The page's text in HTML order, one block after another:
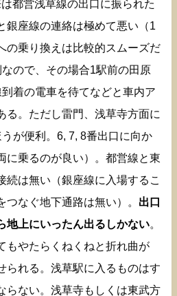
都営浅草線の出口に振られた
銀座線の連絡は極めて悪い（1
の乗り換えは比較的スムーズだ
ので、その場合1駅前の田原
着の電車を待てなどと車内ア
る。ただし雷門、浅草寺方面に
が便利。6, 7, 8番出口に向か
に乗るのが良い）。都営線と東
続は無い（銀座線に入場するこ
つなぐ地下通路は無い）。 出口
地上にいったん出るしかない。
もやたらくねくねと折れ曲が
られる。浅草駅に入るものはす
らない。浅草寺もしくは東武方